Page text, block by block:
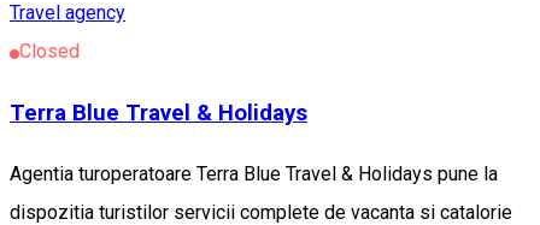
Travel agency
Closed
Terra Blue Travel & Holidays
Agentia turoperatoare Terra Blue Travel & Holidays pune la
dispozitia turistilor servicii complete de vacanta si catalorie